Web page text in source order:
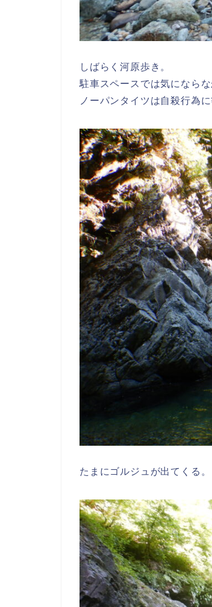
しばらく河原歩き。
駐車スペースでは気になら
ノーパンタイツは自殺行為に
たまにゴルジュが出てくる。